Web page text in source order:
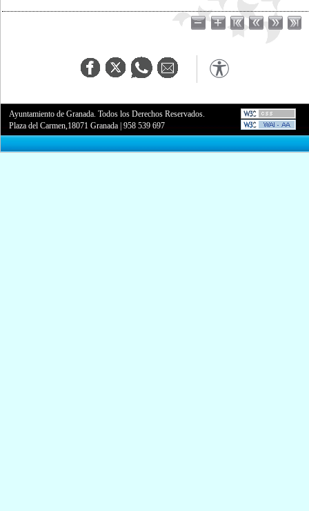
Ayuntamiento de Granada. Todos los Derechos Reservados.
Plaza del Carmen,18071 Granada |958 539 697